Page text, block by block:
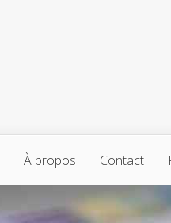
À propos Contact